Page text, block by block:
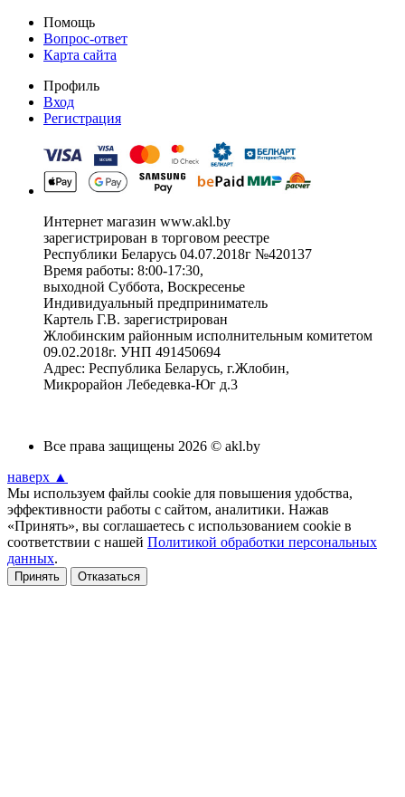
Помощь
Вопрос-ответ
Карта сайта
Профиль
Вход
Регистрация
Интернет магазин www.akl.by
зарегистрирован в торговом реестре
Республики Беларусь 04.07.2018г №420137
Время работы: 8:00-17:30,
выходной Суббота, Воскресенье
Индивидуальный предприниматель
Картель Г.В. зарегистрирован
Жлобинским районным исполнительным комитетом
09.02.2018г. УНП 491450694
Адрес: Республика Беларусь, г.Жлобин,
Микрорайон Лебедевка-Юг д.3
Все права защищены 2026 © akl.by
наверх ▲
Мы используем файлы cookie для повышения удобства,
эффективности работы с сайтом, аналитики. Нажав
«Принять», вы соглашаетесь с использованием cookie в
соответствии с нашей Политикой обработки персональных
данных.
Принять Отказаться